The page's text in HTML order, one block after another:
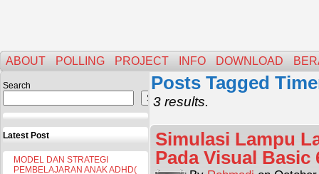
ABOUT POLLING PROJECT INFO DOWNLOAD
Search
Search
Latest Post
MODEL DAN STRATEGI
PEMBELAJARAN ANAK ADHD(
Posts Tagged
3 results.
Simulasi Lampu
Pada Visual Basic